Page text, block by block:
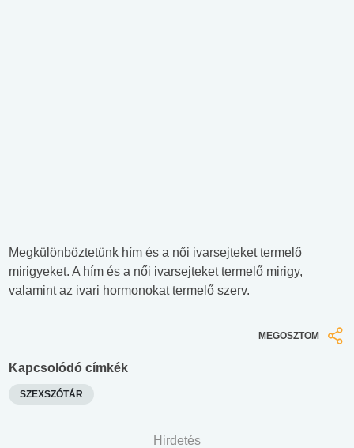
Megkülönböztetünk hím és a női ivarsejteket termelő
mirigyeket. A hím és a női ivarsejteket termelő mirigy,
valamint az ivari hormonokat termelő szerv.
MEGOSZTOM
Kapcsolódó címkék
SZEXSZÓTÁR
Hirdetés